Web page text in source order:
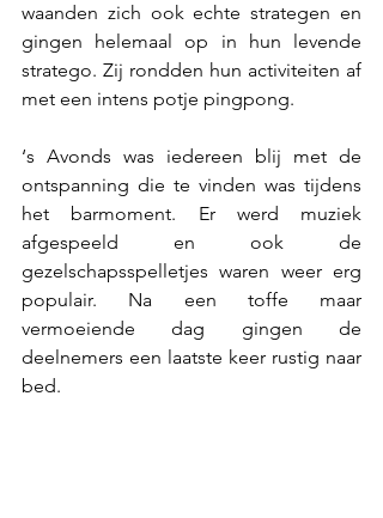
waanden zich ook echte strategen en
gingen helemaal op in hun levende
stratego. Zij rondden hun activiteiten af
met een intens potje pingpong.
‘s Avonds was iedereen blij met de
ontspanning die te vinden was tijdens
het barmoment. Er werd muziek
afgespeeld en ook de
gezelschapsspelletjes waren weer erg
populair. Na een toffe maar
vermoeiende dag gingen de
deelnemers een laatste keer rustig naar
bed.